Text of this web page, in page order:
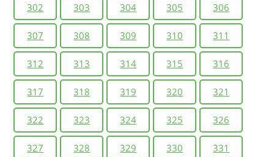
302 303 304 305 306
307 308 309 310 311
312 313 314 315 316
317 318 319 320 321
322 323 324 325 326
327 328 329 330 331